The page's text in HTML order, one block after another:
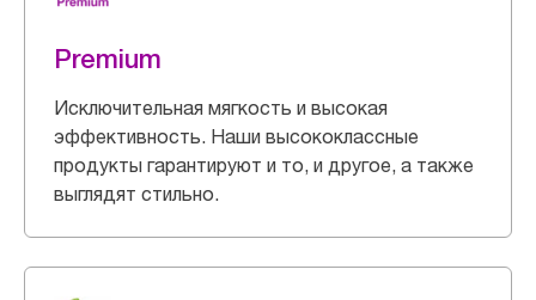
Premium
Исключительная мягкость и высокая
эффективность. Наши высококлассные
продукты гарантируют и то, и другое, а также
выглядят стильно.